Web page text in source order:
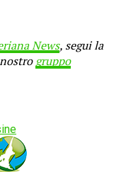
News, segui la
gruppo